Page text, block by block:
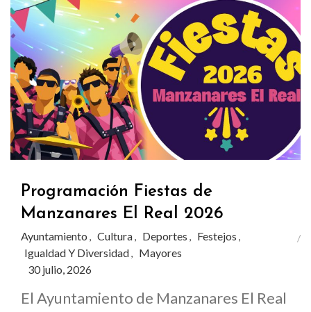
Programación Fiestas de
Manzanares El Real 2026
Ayuntamiento , Cultura, Deportes , Festejos ,
Igualdad Y Diversidad, Mayores
30 julio, 2026
El Ayuntamiento de Manzanares El Real